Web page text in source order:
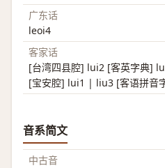
广东话
leoi4
客家话
[台湾四县腔] lui2 [客英字典]
[宝安腔] lui1 | liu3 [客语拼音
音系简文
中古音